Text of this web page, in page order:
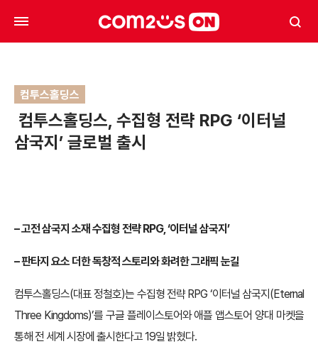
컴투스홀딩스
컴투스홀딩스, 수집형 전략 RPG ‘이터널
삼국지’ 글로벌 출시
– 고전 삼국지 소재 수집형 전략 RPG, ‘이터널 삼국지’
– 판타지 요소 더한 독창적 스토리와 화려한 그래픽 눈길
컴투스홀딩스(대표 정철호)는 수집형 전략 RPG ‘이터널 삼국지(Eternal
Three Kingdoms)’를 구글 플레이스토어와 애플 앱스토어 양대 마켓을
통해 전 세계 시장에 출시한다고 19일 밝혔다.